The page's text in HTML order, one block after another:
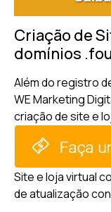
Criação de
domínios
Além do registro
WE Marketing
criação de site e
Site e loja virtual
de atualização